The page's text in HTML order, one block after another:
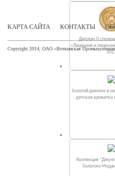
Диплом II
«Лицензия и
Золотой диплом в
детская
Коллекция
Золотого
КАРТА САЙТА КОНТАКТЫ
Copyright 2014, ОАО «Воткинская